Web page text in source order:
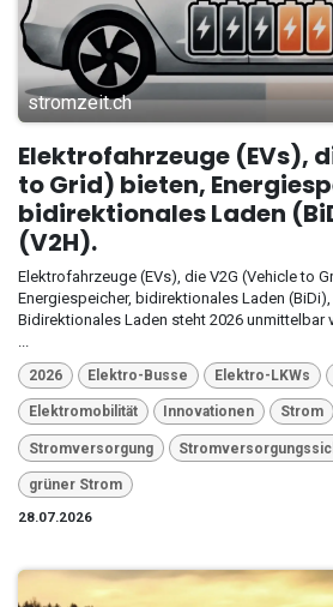
stromzeit.ch
Elektrofahrzeuge (EVs),
to Grid) bieten,
bidirektionales Laden
(V2H).
Elektrofahrzeuge (EVs), die V2G (Vehicle to
Energiespeicher, bidirektionales Laden (BiDi),
Bidirektionales Laden steht 2026 unmittelbar
2026 Elektro-Busse Elektro-LKWs
Elektromobilität Innovationen Strom
Stromversorgung
grüner Strom
28.07.2026